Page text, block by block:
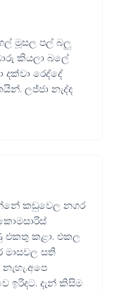
මූසල පල් බලු
කියලා බලේ
දක්වා රෙද්දේ
ලජ්ජා නැද්ද
කඩුවෙල නගර
කළා. එකල
මාසවල සති
ඉරිදට. දැන් කිසිම